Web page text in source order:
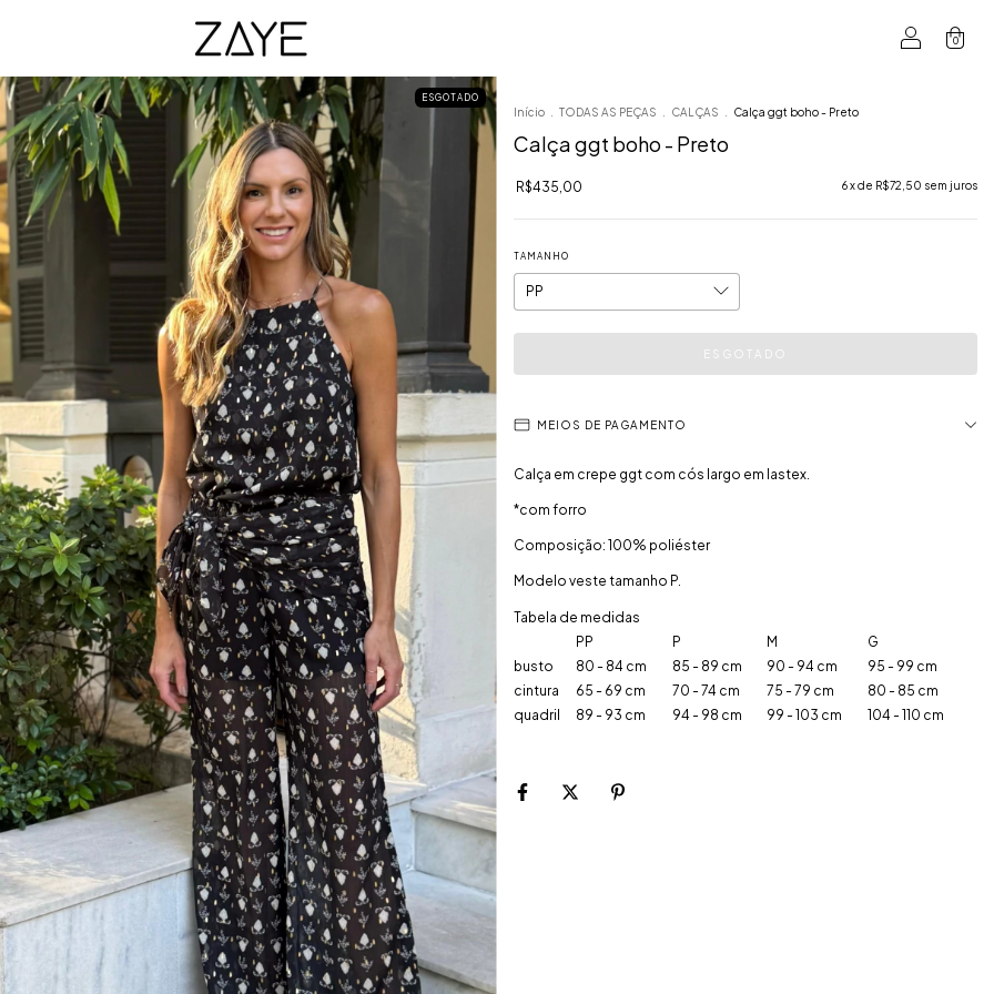
0
ESGOTADO
Início TODAS AS PEÇAS CALÇAS Calça ggt boho - Preto
Calça ggt boho - Preto
R$435,00 6x de R$72,50 sem juros
TAMANHO
MEIOS DE PAGAMENTO
Calça em crepe ggt com cós largo em lastex.
*com forro
Composição: 100% poliéster
Modelo veste tamanho P.
Tabela de medidas
PP
P M
G
busto
80 - 84 cm 85 - 89 cm 90 - 94 cm
95 - 99 cm
cintura
65 - 69 cm 70 - 74 cm 75 - 79 cm
80 - 85 cm
quadril
89 - 93 cm 94 - 98 cm 99 - 103 cm 104 - 110 cm